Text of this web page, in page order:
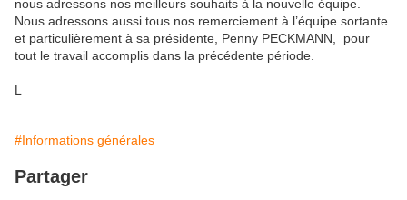
nous adressons nos meilleurs souhaits à la nouvelle équipe.
Nous adressons aussi tous nos remerciement à l’équipe sortante
et particulièrement à sa présidente, Penny PECKMANN, pour
tout le travail accomplis dans la précédente période.
L
#Informations générales
Partager